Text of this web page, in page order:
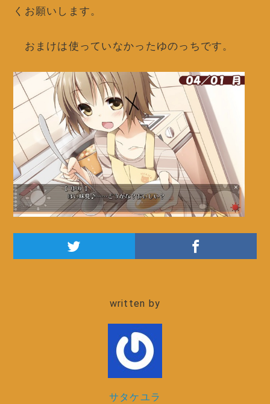
くお願いします。
おまけは使っていなかったゆのっちです。
written by
サタケユラ